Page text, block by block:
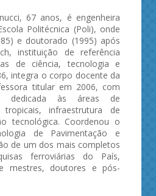
67 anos, é engenheira
Politécnica (Poli), onde
e doutorado (1995) após
instituição de referência
de ciência, tecnologia e
integra o corpo docente da
titular em 2006, com
dedicada às áreas de
infraestrutura de
tecnológica. Coordenou o
de Pavimentação e
de um dos mais completos
ferroviárias do País,
mestres, doutores e pós-